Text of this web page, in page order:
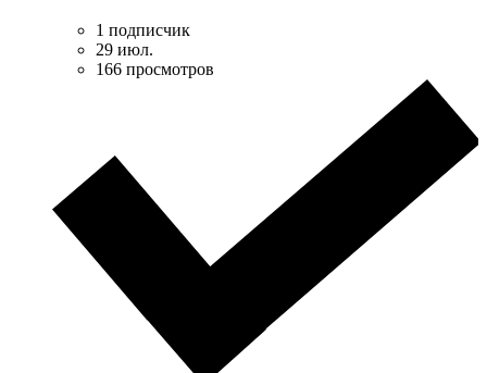
1 подписчик
29 июл.
166 просмотров